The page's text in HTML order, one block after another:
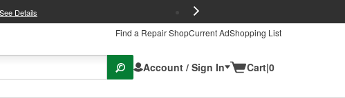
See Details
Find a Repair ShopCurrent AdShopping List
Account / Sign In Cart|0